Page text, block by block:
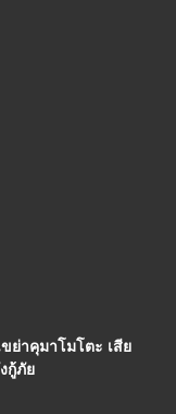
ย่าคุมาโมโตะ เสีย
กู้ภัย